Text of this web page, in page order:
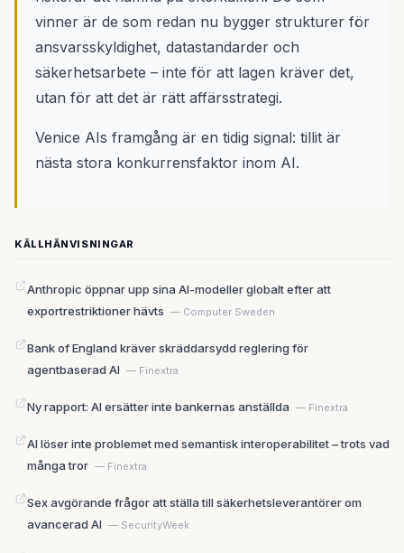
vinner är de som redan nu bygger strukturer för
ansvarsskyldighet, datastandarder och
säkerhetsarbete – inte för att lagen kräver det,
utan för att det är rätt affärsstrategi.
Venice AIs framgång är en tidig signal: tillit är
nästa stora konkurrensfaktor inom AI.
KÄLLHÄNVISNINGAR
Anthropic öppnar upp sina AI-modeller globalt efter att
exportrestriktioner hävts — Computer Sweden
Bank of England kräver skräddarsydd reglering för
agentbaserad AI — Finextra
Ny rapport: AI ersätter inte bankernas anställda — Finextra
AI löser inte problemet med semantisk interoperabilitet – trots vad
många tror — Finextra
Sex avgörande frågor att ställa till säkerhetsleverantörer om
avancerad AI — SecurityWeek